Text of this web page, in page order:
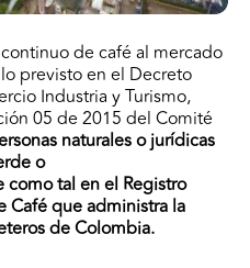
de café al mercado
previsto en el Decreto
Industria y Turismo,
05 de 2015 del Comité
naturales o jurídicas
o
tal en el Registro
Café que administra la
de Colombia.